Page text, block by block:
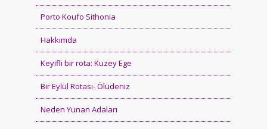
Porto Koufo Sithonia
Hakkımda
Keyifli bir rota: Kuzey Ege
Bir Eylül Rotası- Ölüdeniz
Neden Yunan Adaları